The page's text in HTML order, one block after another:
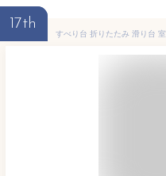
17th